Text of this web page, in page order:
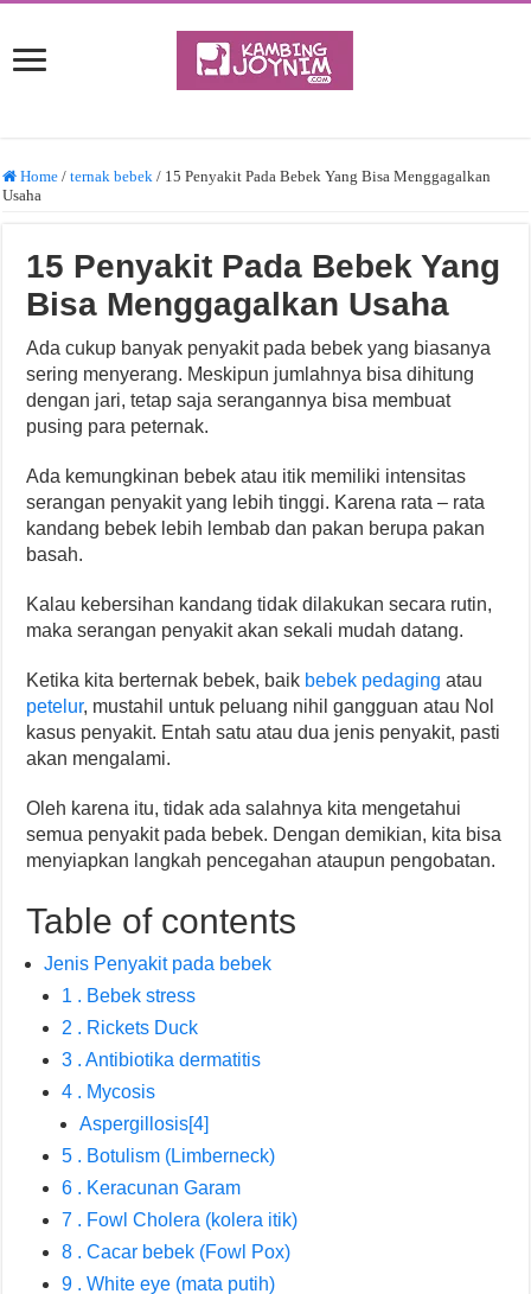
Home / ternak bebek / 15 Penyakit Pada Bebek Yang Bisa Menggagalkan
Usaha
15 Penyakit Pada Bebek Yang
Bisa Menggagalkan Usaha
Ada cukup banyak penyakit pada bebek yang biasanya
sering menyerang. Meskipun jumlahnya bisa dihitung
dengan jari, tetap saja serangannya bisa membuat
pusing para peternak.
Ada kemungkinan bebek atau itik memiliki intensitas
serangan penyakit yang lebih tinggi. Karena rata – rata
kandang bebek lebih lembab dan pakan berupa pakan
basah.
Kalau kebersihan kandang tidak dilakukan secara rutin,
maka serangan penyakit akan sekali mudah datang.
Ketika kita berternak bebek, baik bebek pedaging atau
petelur, mustahil untuk peluang nihil gangguan atau Nol
kasus penyakit. Entah satu atau dua jenis penyakit, pasti
akan mengalami.
Oleh karena itu, tidak ada salahnya kita mengetahui
semua penyakit pada bebek. Dengan demikian, kita bisa
menyiapkan langkah pencegahan ataupun pengobatan.
Table of contents
Jenis Penyakit pada bebek
1 . Bebek stress
2 . Rickets Duck
3 . Antibiotika dermatitis
4 . Mycosis
Aspergillosis[4]
5 . Botulism (Limberneck)
6 . Keracunan Garam
7 . Fowl Cholera (kolera itik)
8 . Cacar bebek (Fowl Pox)
9 . White eye (mata putih)